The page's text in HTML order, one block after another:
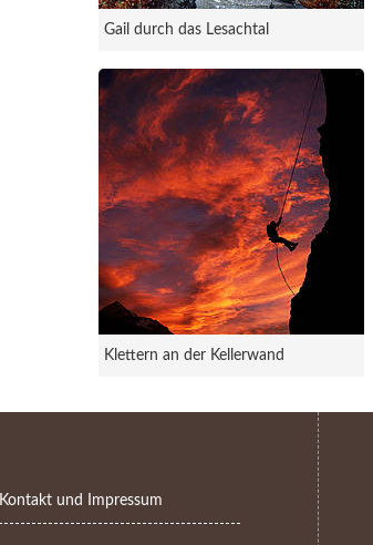
Gail durch das Lesachtal
Klettern an der Kellerwand
Kontakt und Impressum